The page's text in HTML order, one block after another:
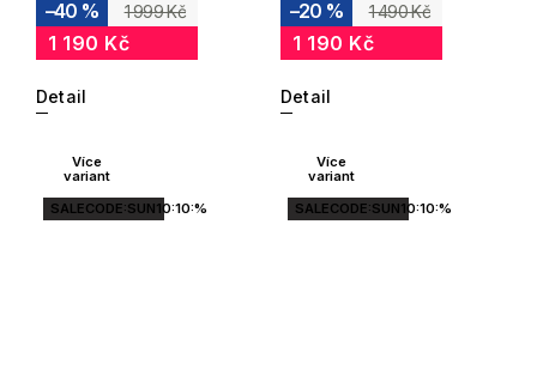
1 999 Kč
–40 %
1 190 Kč
Detail
1 490 Kč
–20 %
1 190 Kč
Detail
Více
variant
SALECODE:SUN10:10:%
Více
variant
SALECODE:SUN10:10:%